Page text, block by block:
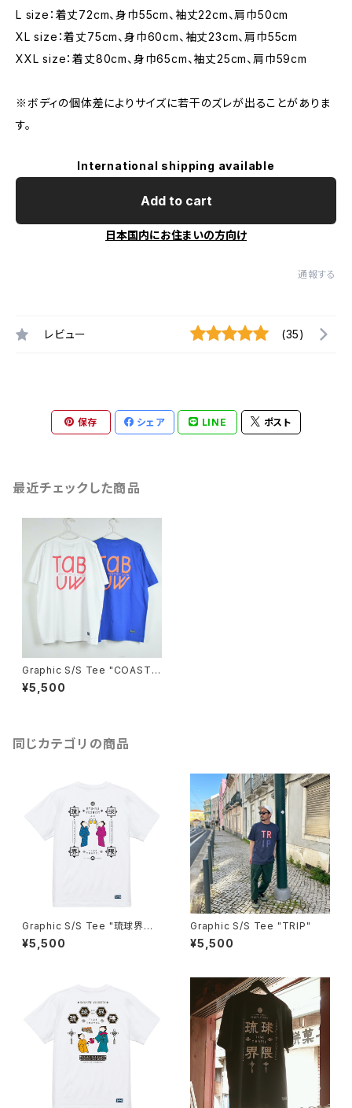
L size：着丈72cm、身巾55cm、袖丈22cm、肩巾50cm
XL size：着丈75cm、身巾60cm、袖丈23cm、肩巾55cm
XXL size：着丈80cm、身巾65cm、袖丈25cm、肩巾59cm
※ボディの個体差によりサイズに若干のズレが出ることがありま
す。
International shipping available
Add to cart
日本国内にお住まいの方向け
通報する
レビュー (35)
保存 シェア LINE ポスト
最近チェックした商品
Graphic S/S Tee "COASTA
L BLVD."
¥5,500
同じカテゴリの商品
Graphic S/S Tee "琉球界
隈 嘉例"
¥5,500
Graphic S/S Tee "TRIP"
¥5,500